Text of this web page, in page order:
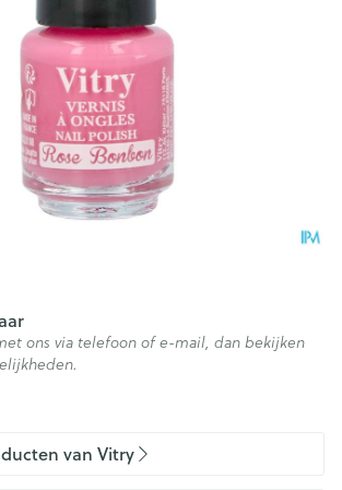
ons via telefoon of e-mail, dan bekijken
van Vitry